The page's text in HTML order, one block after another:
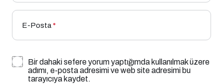
E-Posta*
Bir dahaki sefere yorum yaptığımda kullanılmak üzere
adımı, e-posta adresimi ve web site adresimi bu
tarayıcıya kaydet.